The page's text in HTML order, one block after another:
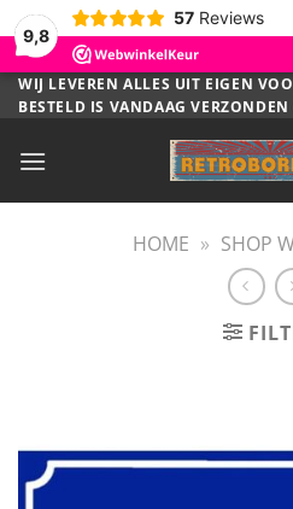
9,8
57 Reviews
Ga
naar
WIJ LEVEREN ALLES UIT EIGEN
BESTELD IS VANDAAG
HOME » SHOP